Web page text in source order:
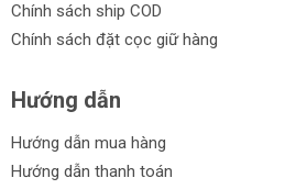
Chính sách ship COD
Chính sách đặt cọc giữ hàng
Hướng dẫn
Hướng dẫn mua hàng
Hướng dẫn thanh toán